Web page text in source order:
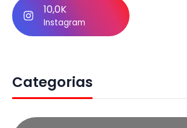
10,0K
Instagram
Categorias